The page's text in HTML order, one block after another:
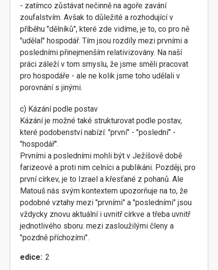
- zatímco zůstávat nečinně na agoře zavání
zoufalstvím. Avšak to důležité a rozhodující v
příběhu "dělníků", které zde vidíme, je to, co pro ně
"udělal" hospodář. Tím jsou rozdíly mezi prvními a
posledními přinejmenším relativizovány. Na naší
práci záleží v tom smyslu, že jsme směli pracovat
pro hospodáře - ale ne kolik jsme toho udělali v
porovnání s jinými.
c) Kázání podle postav
Kázání je možné také strukturovat podle postav,
které podobenství nabízí: "první" - "poslední" -
"hospodář".
Prvními a posledními mohli být v Ježíšově době
farizeové a proti nim celníci a publikáni. Později, pro
první církev, je to Izrael a křesťané z pohanů. Ale
Matouš nás svým kontextem upozorňuje na to, že
podobné vztahy mezi "prvními" a "posledními" jsou
vždycky znovu aktuální i uvnitř církve a třeba uvnitř
jednotlivého sboru: mezi zasloužilými členy a
"pozdně příchozími".
edice 2